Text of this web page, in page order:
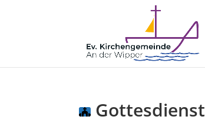
Gottesdienst